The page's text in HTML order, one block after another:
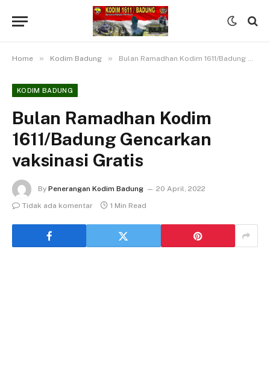
Home » Kodim Badung » Bulan Ramadhan Kodim 1611/Badung Gencarkan vaksinasi Gratis
KODIM BADUNG
Bulan Ramadhan Kodim
1611/Badung Gencarkan
vaksinasi Gratis
By Penerangan Kodim Badung
20 April, 2022
Tidak ada komentar
1 Min Read